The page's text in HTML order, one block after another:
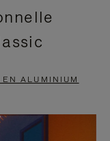
ALUMINIUM